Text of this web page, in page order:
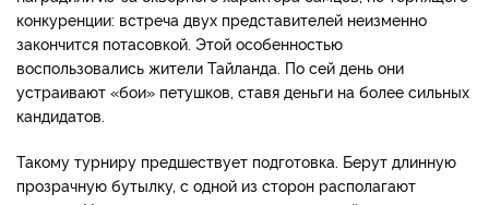
конкуренции: встреча двух представителей неизменно
закончится потасовкой. Этой особенностью
воспользовались жители Тайланда. По сей день они
устраивают «бои» петушков, ставя деньги на более сильных
кандидатов.
Такому турниру предшествует подготовка. Берут длинную
прозрачную бутылку, с одной из сторон располагают